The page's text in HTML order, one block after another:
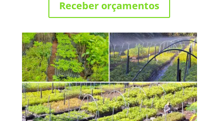
Receber orçamentos